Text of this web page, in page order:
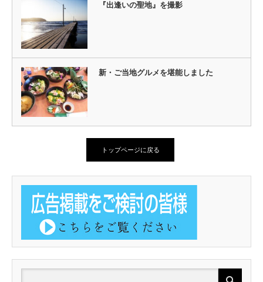
『出逢いの聖地』を撮影
新・ご当地グルメを堪能しました
トップページに戻る